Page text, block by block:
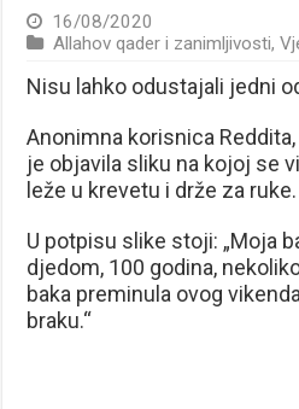
16/08/2020
Allahov qader i zanimljivosti,
Nisu lahko odustajali jedni
Anonimna korisnica
je objavila sliku na kojoj se
leže u krevetu i drže za ruke.
U potpisu slike stoji: „Moja
djedom, 100 godina,
baka preminula ovog
braku.“